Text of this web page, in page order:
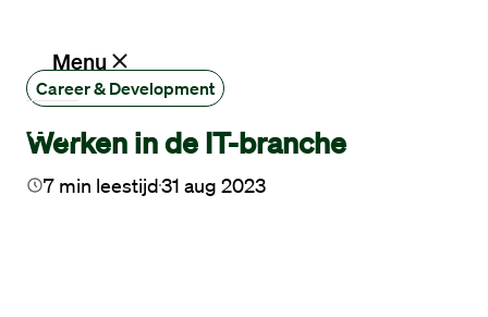
Menu
Vacatures
IT
Career & Development
Werken in de IT-branche
7 min leestijd31 aug 2023